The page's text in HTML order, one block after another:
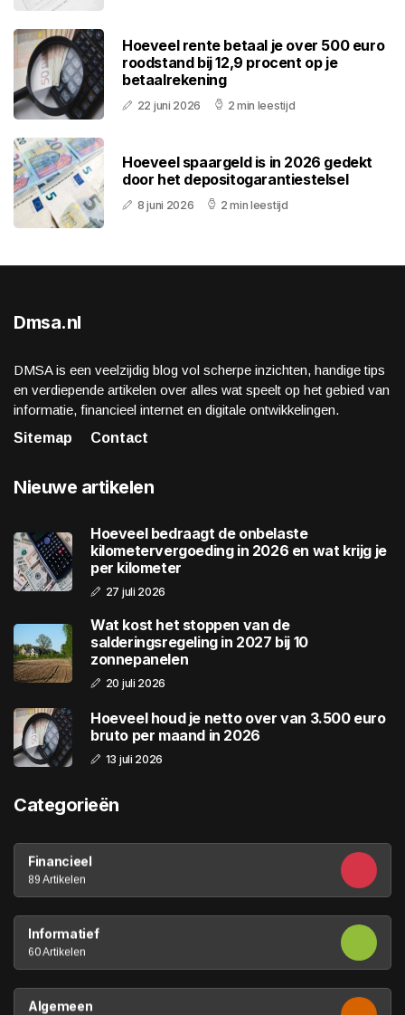
Hoeveel rente betaal je over 500 euro
roodstand bij 12,9 procent op je
betaalrekening
22 juni 2026 2 min leestijd
Hoeveel spaargeld is in 2026 gedekt
door het depositogarantiestelsel
8 juni 2026 2 min leestijd
Dmsa.nl
DMSA is een veelzijdig blog vol scherpe inzichten, handige tips
en verdiepende artikelen over alles wat speelt op het gebied van
informatie, financieel internet en digitale ontwikkelingen.
Sitemap
Contact
Nieuwe artikelen
Hoeveel bedraagt de onbelaste
kilometervergoeding in 2026 en wat krijg je
per kilometer
27 juli 2026
Wat kost het stoppen van de
salderingsregeling in 2027 bij 10
zonnepanelen
20 juli 2026
Hoeveel houd je netto over van 3.500 euro
bruto per maand in 2026
13 juli 2026
Categorieën
Financieel
89 Artikelen
Informatief
60 Artikelen
Algemeen